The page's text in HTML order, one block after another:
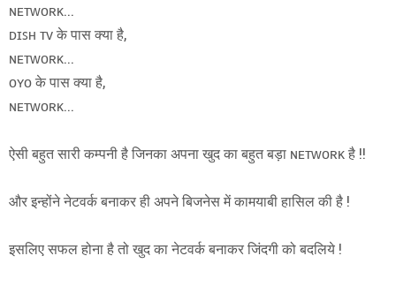
ɴᴇᴛᴡᴏʀᴋ...
ᴅɪꜱʜ ᴛᴠ के पास क्या है,
ɴᴇᴛᴡᴏʀᴋ...
ᴏʏᴏ के पास क्या है,
ɴᴇᴛᴡᴏʀᴋ...
ऐसी बहुत सारी कम्पनी है जिनका अपना खुद का बहुत बड़ा ɴᴇᴛᴡᴏʀᴋ है !!
और इन्होंने नेटवर्क बनाकर ही अपने बिजनेस में कामयाबी हासिल की है !
इसलिए सफल होना है तो खुद का नेटवर्क बनाकर जिंदगी को बदलिये !